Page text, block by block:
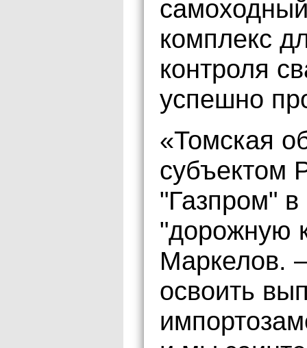
комплекс
контроля
успешно
«Томская
субъектом
"Газпром" в
"дорожную
Маркелов.
освоить